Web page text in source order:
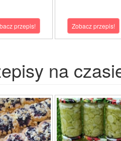
przepis! Zobacz przepis!
na